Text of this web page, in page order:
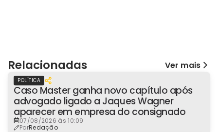
Relacionadas Ver mais
POLÍTICA
Caso Master ganha novo capítulo após
advogado ligado a Jaques Wagner
aparecer em empresa do consignado
07/08/2026 às 10:09
PorRedação